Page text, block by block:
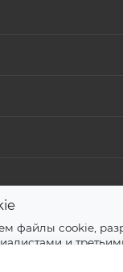
файлы cookie,
и